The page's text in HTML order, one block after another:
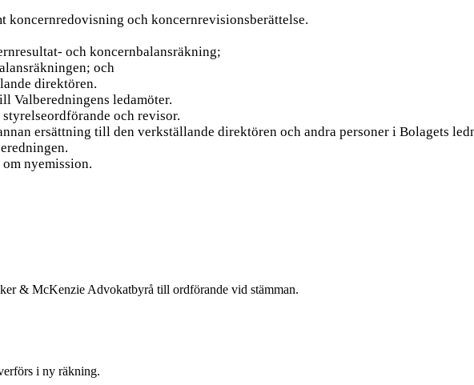
koncernredovisning och koncernrevisionsberättelse.
och koncernbalansräkning;
och
direktören.
Valberedningens ledamöter.
och revisor.
ersättning till den verkställande direktören och andra personer i Bolagets
nyemission.
& McKenzie Advokatbyrå till ordförande vid stämman.
i ny räkning.